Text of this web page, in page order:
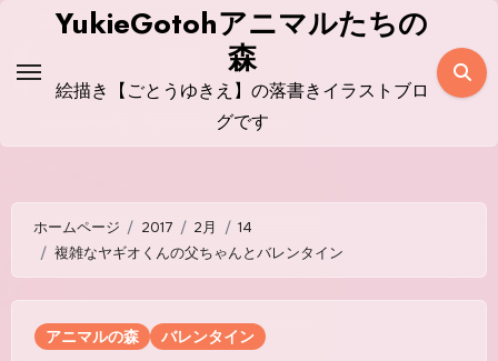
ス
YukieGotohアニマルたちの
森
絵描き【ごとうゆきえ】の落書きイラストブロ
グです
ホームページ 2017 2月
14
複雑なヤギオくんの父ちゃんとバレンタイン
アニマルの森 バレンタイン